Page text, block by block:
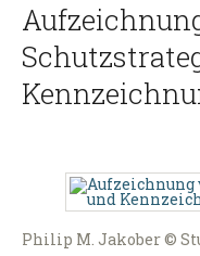
Philip M. Jakober ©